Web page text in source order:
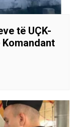
të UÇK-